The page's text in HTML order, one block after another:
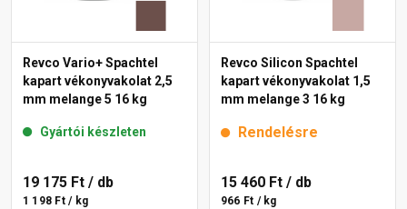
Revco Vario+ Spachtel
kapart vékonyvakolat 2,5
mm melange 5 16 kg
Gyártói készleten
19 175 Ft / db
1 198 Ft / kg
Revco Silicon Spachtel
kapart vékonyvakolat 1,5
mm melange 3 16 kg
Rendelésre
15 460 Ft / db
966 Ft / kg